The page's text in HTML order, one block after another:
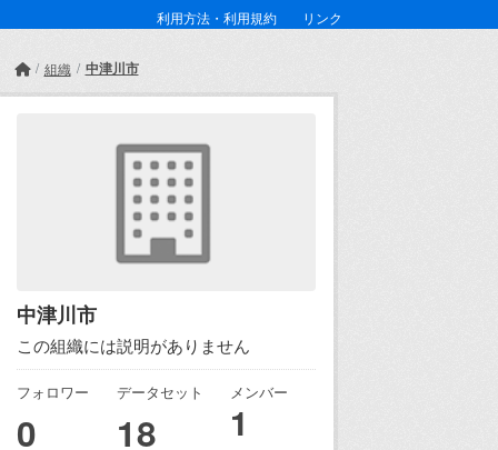
利用方法・利用規約 リンク
組織 中津川市
中津川市
この組織には説明がありません
フォロワー
0
データセット
18
メンバー
1